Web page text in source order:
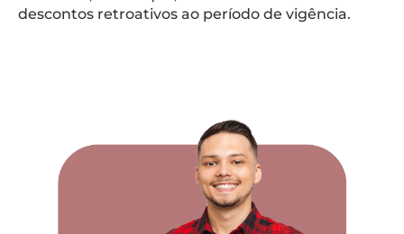
descontos retroativos ao período de vigência.